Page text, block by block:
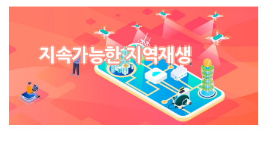
지속가능한 지역재생